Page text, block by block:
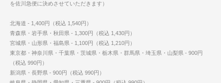
を佐川急便に決めさせていただきます）
北海道 - 1,400円（税込 1,540円）
青森県・岩手県・秋田県 - 1,300円（税込 1,430円）
宮城県・山形県・福島県 - 1,100円（税込 1,210円）
東京都・神奈川県・千葉県・茨城県・栃木県・群馬県・埼玉県・山梨県 - 900円
（税込 990円）
新潟県・長野県 - 900円（税込 990円）